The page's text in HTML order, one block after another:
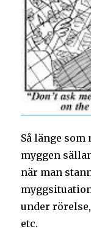
Så länge
myggen
när man
under
etc.